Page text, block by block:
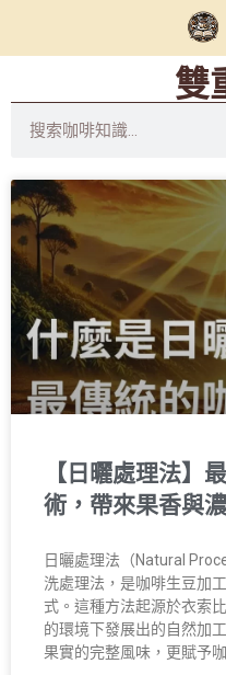
雙
【日曬處理法】
術，帶來果香與
日曬處理法（Natural
洗處理法，是咖啡生豆加
式。這種方法起源於衣索
的環境下發展出的自然加
果實的完整風味，更賦予